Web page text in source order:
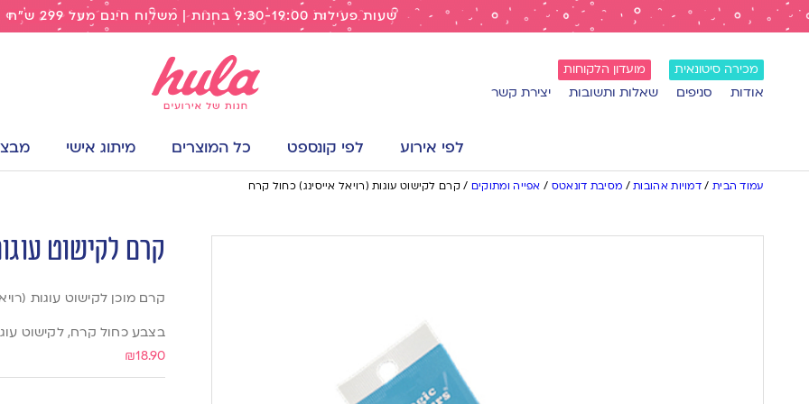
שעות פעילות 9:30-19:00 בחנות | משלוח חינם מעל 299 ש"ח
מכירה סיטונאית מועדון הלקוחות
אודות סניפים שאלות ותשובות יצירת קשר
לפי אירוע לפי קונספט כל המוצרים מיתוג אישי
עמוד הבית / דמויות אהובות/ מסיבת דונאטס / אפייה ומתוקים / קרם לקישוט עוגות (רויאל אייסינג) כחול קרח
קרם לקישוט
קרם מוכן לקישוט עוגות
בצבע כחול קרח, לקישוט
₪18.90